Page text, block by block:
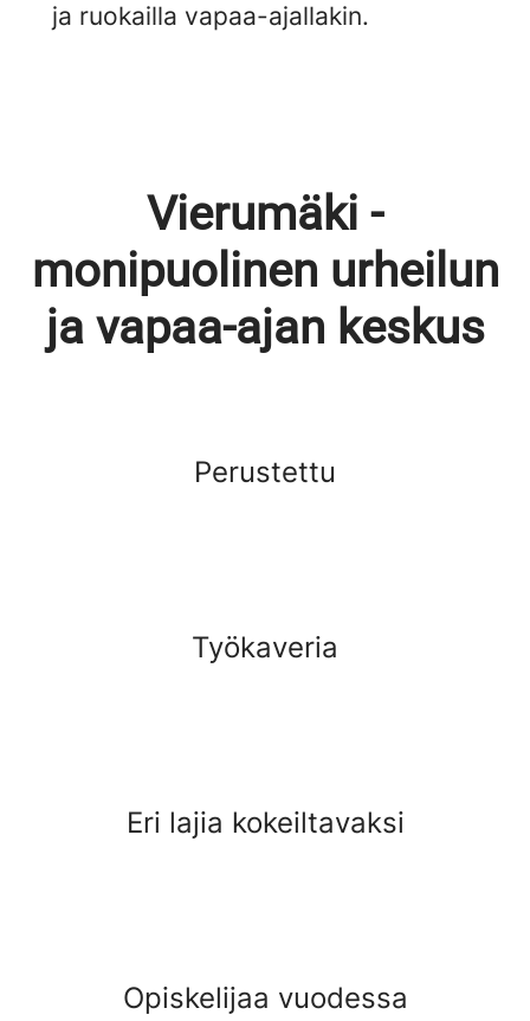
ja ruokailla vapaa-ajallakin.
Vierumäki -
monipuolinen urheilun
ja vapaa-ajan keskus
Perustettu
Työkaveria
Eri lajia kokeiltavaksi
Opiskelijaa vuodessa